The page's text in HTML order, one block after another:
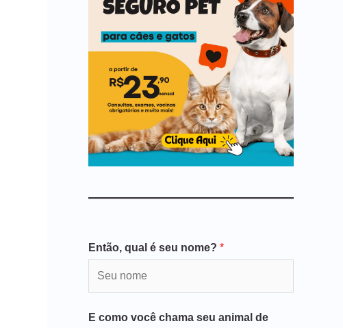
Então, qual é seu nome? *
E como você chama seu animal de